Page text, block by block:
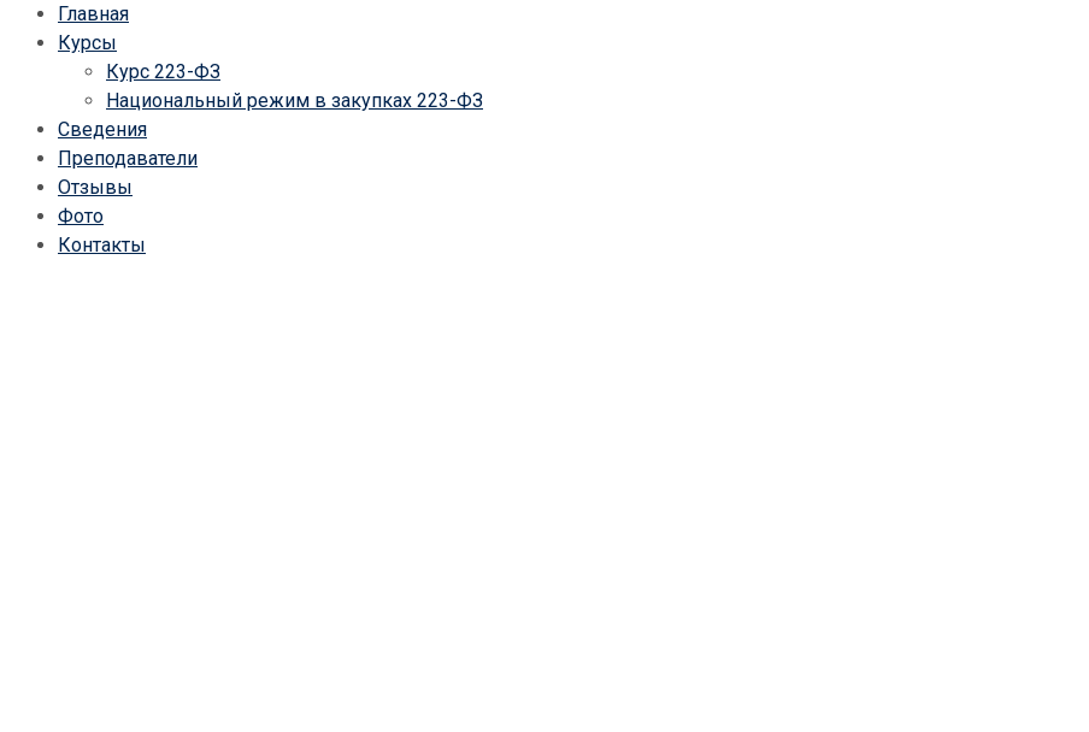
Главная
Курсы
Курс 223-ФЗ
Национальный режим в закупках 223-ФЗ
Сведения
Преподаватели
Отзывы
Фото
Контакты